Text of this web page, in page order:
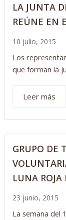
LA JUNTA
REÚNE EN
10 julio, 2015
Los
que forman la
Leer más
GRUPO DE
LUNA
23 junio, 2015
La semana del